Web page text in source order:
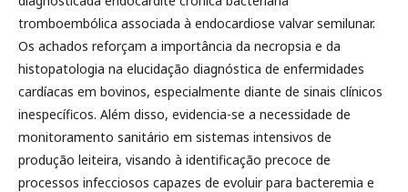
tromboembólica associada à endocardiose valvar semilunar.
Os achados reforçam a importância da necropsia e da
histopatologia na elucidação diagnóstica de enfermidades
cardíacas em bovinos, especialmente diante de sinais clínicos
inespecíficos. Além disso, evidencia-se a necessidade de
monitoramento sanitário em sistemas intensivos de
produção leiteira, visando à identificação precoce de
processos infecciosos capazes de evoluir para bacteremia e